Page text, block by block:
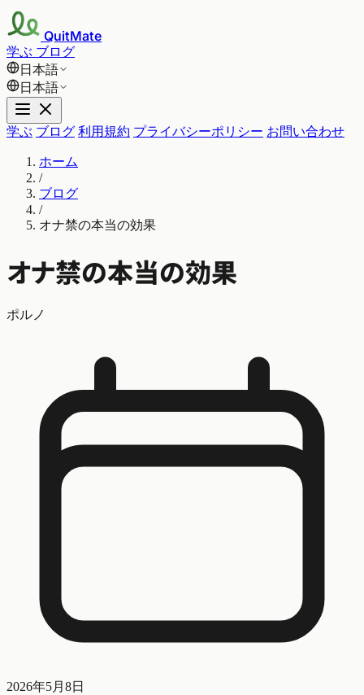
QuitMate
学ぶ ブログ
日本語
日本語
学ぶ ブログ 利用規約 プライバシーポリシー お問い合わせ
ホーム
/
ブログ
/
オナ禁の本当の効果
オナ禁の本当の効果
ポルノ
2026年5月8日